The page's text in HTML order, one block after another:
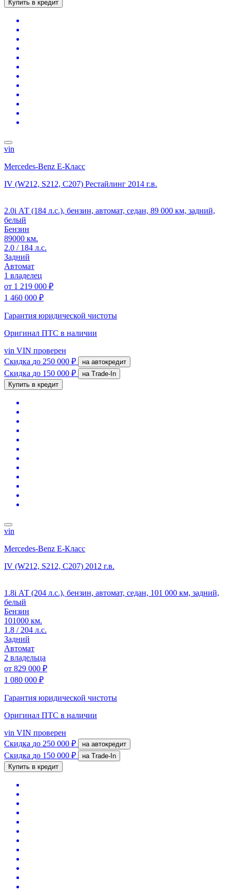
Купить в кредит
vin
Mercedes-Benz E-Класс
IV (W212, S212, C207) Рестайлинг 2014 г.в.
2.0i АТ (184 л.с.), бензин, автомат, седан, 89 000 км, задний,
белый
Бензин
89000 км.
2.0 / 184 л.с.
Задний
Автомат
1 владелец
от 1 219 000 ₽
1 460 000 ₽
Гарантия юридической чистоты
Оригинал ПТС в наличии
vin VIN проверен
Скидка до 250 000 ₽ на автокредит
Скидка до 150 000 ₽
на Trade-In
Купить в кредит
vin
Mercedes-Benz E-Класс
IV (W212, S212, C207) 2012 г.в.
1.8i АТ (204 л.с.), бензин, автомат, седан, 101 000 км, задний,
белый
Бензин
101000 км.
1.8 / 204 л.с.
Задний
Автомат
2 владельца
от 829 000 ₽
1 080 000 ₽
Гарантия юридической чистоты
Оригинал ПТС в наличии
vin VIN проверен
Скидка до 250 000 ₽ на автокредит
Скидка до 150 000 ₽
на Trade-In
Купить в кредит